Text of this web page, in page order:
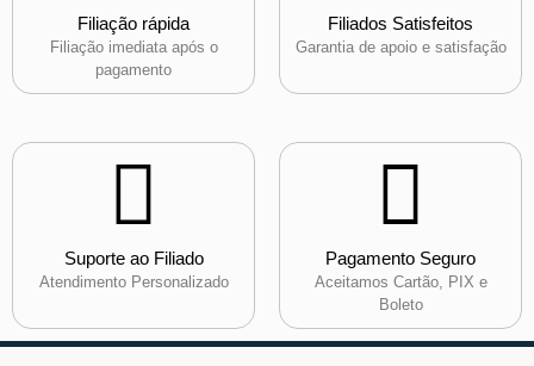
Filiação rápida
Filiação imediata após o
pagamento
Filiados Satisfeitos
Garantia de apoio e satisfação
Suporte ao Filiado
Atendimento Personalizado
Pagamento Seguro
Aceitamos Cartão, PIX e
Boleto